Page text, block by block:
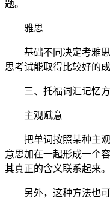
题。
雅思
基础不同决定考雅思
思考试能取得比较好的
三、托福词汇记忆
主观赋意
把单词按照某种主观
意思加在一起形成一个
其真正的含义联系起来。
另外，这种方法也可